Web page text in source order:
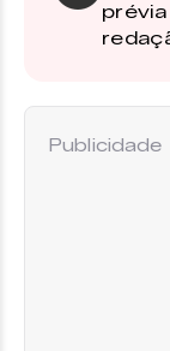
Publicidade